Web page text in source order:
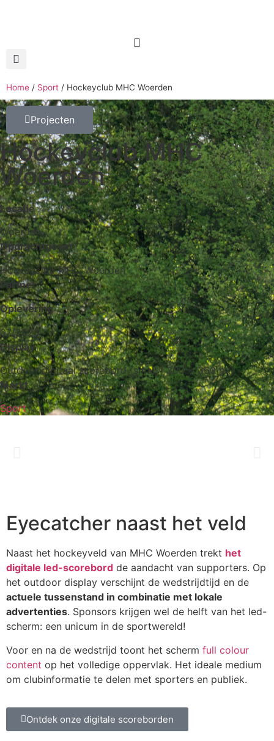
Home / Sport / Hockeyclub MHC Woerden
Projecten
Hockeyclub MHC
Woerden
Locatie
Woerden
Opdrachtgever
Hockeyclub MHC Woerden
Partner
Oplevering
07/2023
Display
Outdoor digitaal scorebord (small | 300 x 360 px)
Markt
Sport
Eyecatcher naast het veld
Naast het hockeyveld van MHC Woerden trekt het
digitale led-scorebord de aandacht van supporters. Op
het outdoor display verschijnt de wedstrijdtijd en de
actuele tussenstand in combinatie met lokale
advertenties. Sponsors krijgen wel de helft van het led-
scherm: een unicum in de sportwereld!
Voor en na de wedstrijd toont het scherm full colour
content op het volledige oppervlak. Het ideale medium
om clubinformatie te delen met sporters en publiek.
Ontdek onze digitale scoreborden